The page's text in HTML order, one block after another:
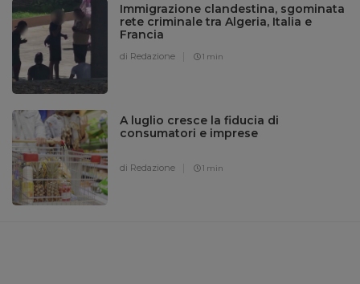
Immigrazione clandestina, sgominata
rete criminale tra Algeria, Italia e
Francia
di Redazione 1 min
A luglio cresce la fiducia di
consumatori e imprese
di Redazione 1 min